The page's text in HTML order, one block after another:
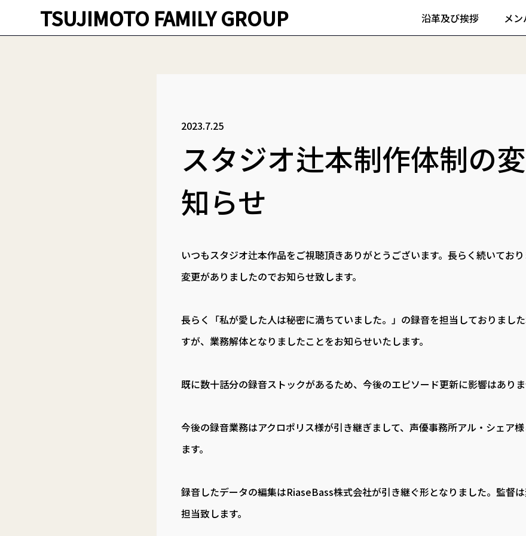
TSUJIMOTO FAMILY GROUP 沿革及び挨拶 メン
2023.7.25
スタジオ辻本制作体制の
知らせ
いつもスタジオ辻本作品をご視聴頂きありがとうございます。長らく続いており
変更がありましたのでお知らせ致します。
長らく「私が愛した人は秘密に満ちていました。」の録音を担当しておりまし
すが、業務解体となりましたことをお知らせいたします。
既に数十話分の録音ストックがあるため、今後のエピソード更新に影響はありま
今後の録音業務はアクロポリス様が引き継ぎまして、声優事務所アル・シェア
ます。
録音したデータの編集はRiaseBass株式会社が引き継ぐ形となりました。監督
担当致します。